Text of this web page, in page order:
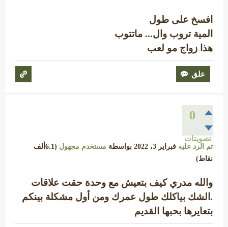
افسخ على طول
المية تروب وال... ماتتوب
هذا زواج مو لعب
0
تصويتات
تم الرد عليه فبراير 3، 2022 بواسطة مستخدم مجهول (6.1ألف
نقاط)
والله مدري كيف بتعيش مع وحدة حقت علاقات
.الشك بياكلك طول عمرك ومن أول مشكلة بينكم
بتعايرها بحبها القديم